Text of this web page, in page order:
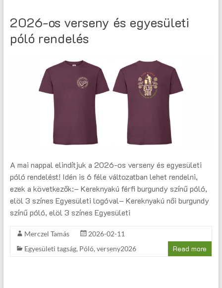
2026-os verseny és egyesületi
póló rendelés
A mai nappal elindítjuk a 2026-os verseny és egyesületi
póló rendelést! Idén is 6 féle változatban lehet rendelni,
ezek a következők:– Kereknyakú férfi burgundy színű póló,
elöl 3 színes Egyesületi logóval– Kereknyakú női burgundy
színű póló, elöl 3 színes Egyesületi
Merczel Tamás
2026-02-11
Egyesületi tagság, Póló, verseny2026 Read more